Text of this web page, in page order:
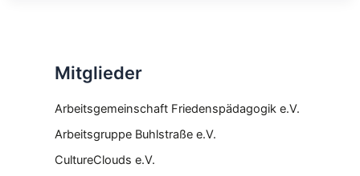
Mitglieder
Arbeitsgemeinschaft Friedenspädagogik e.V.
Arbeitsgruppe Buhlstraße e.V.
CultureClouds e.V.